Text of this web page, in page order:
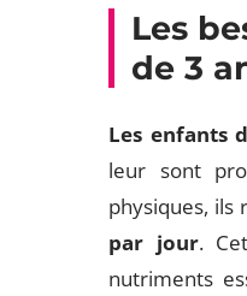
Les
de 3
Les enfants
leur sont
physiques, ils
par jour.
nutriments